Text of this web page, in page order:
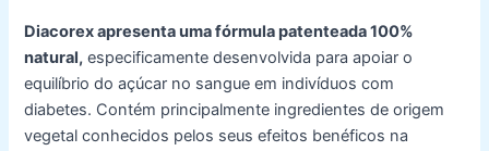
Diacorex apresenta uma fórmula patenteada 100%
natural, especificamente desenvolvida para apoiar o
equilíbrio do açúcar no sangue em indivíduos com
diabetes. Contém principalmente ingredientes de origem
vegetal conhecidos pelos seus efeitos benéficos na